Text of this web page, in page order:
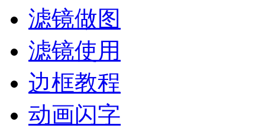
滤镜做图
滤镜使用
边框教程
动画闪字